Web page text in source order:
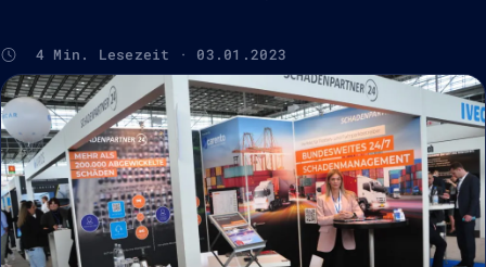
4 Min. Lesezeit · 03.01.2023